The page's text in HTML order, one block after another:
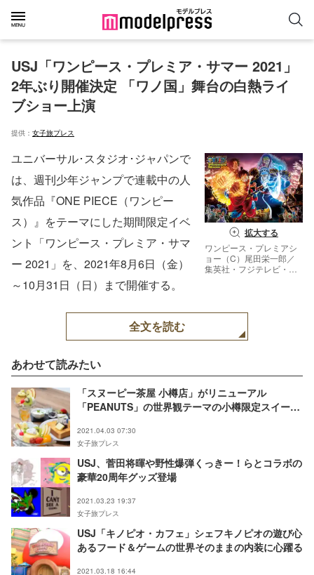
USJ「ワンピース・プレミア・サマー 2021」
2年ぶり開催決定 「ワノ国」舞台の白熱ライ
ブショー上演
提供： 女子旅プレス
拡大する
ワンピース・プレミアシ
ョー（C）尾田栄一郎／
集英社・フジテレビ・東
ユニバーサル･スタジオ･ジャパンで
は、週刊少年ジャンプで連載中の人
気作品『ONE PIECE（ワンピー
ス）』をテーマにした期間限定イベ
ント「ワンピース・プレミア・サマ
ー 2021」を、2021年8月6日（金）
～10月31日（日）まで開催する。
全文を読む
あわせて読みたい
「スヌーピー茶屋 小樽店」がリニューアル
「PEANUTS」の世界観テーマの小樽限定スイーツ
2021.04.03 07:30
女子旅プレス
USJ、菅田将暉や野性爆弾くっきー！らとコラボの
豪華20周年グッズ登場
2021.03.23 19:37
女子旅プレス
USJ「キノピオ・カフェ」シェフキノピオの遊び心
あるフード＆ゲームの世界そのままの内装に心躍る
2021.03.18 16:44